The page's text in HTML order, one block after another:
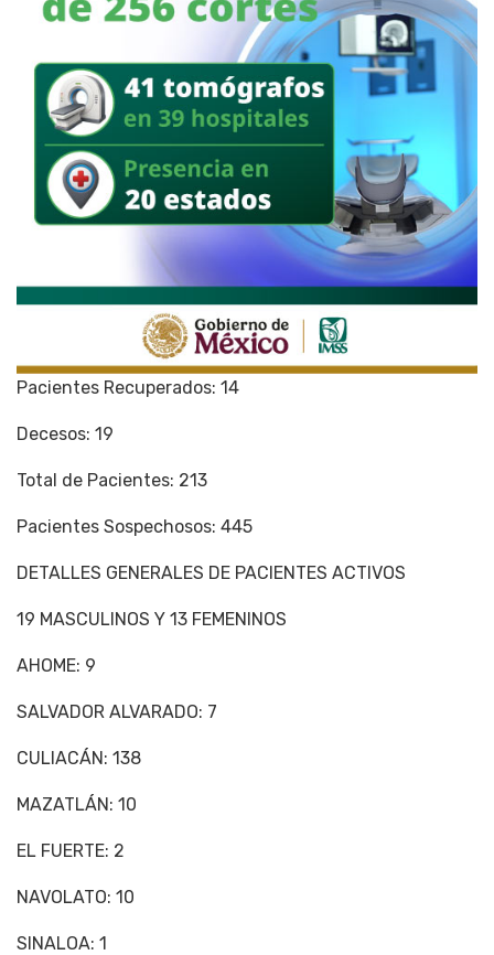
Pacientes Recuperados: 14
Decesos: 19
Total de Pacientes: 213
Pacientes Sospechosos: 445
DETALLES GENERALES DE PACIENTES ACTIVOS
19 MASCULINOS Y 13 FEMENINOS
AHOME: 9
SALVADOR ALVARADO: 7
CULIACÁN: 138
MAZATLÁN: 10
EL FUERTE: 2
NAVOLATO: 10
SINALOA: 1